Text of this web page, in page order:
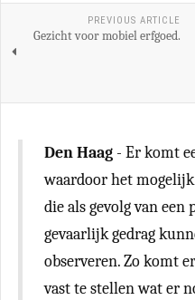
PREVIOUS ARTICLE
Gezicht voor mobiel erfgoed.
Den Haag - Er komt
waardoor het
die als gevolg van een
gevaarlijk gedrag
observeren. Zo komt
vast te stellen wat er